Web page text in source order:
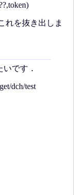
れを抜き出しま
です．
dch/test